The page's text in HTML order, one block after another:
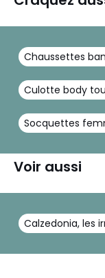
Chaussettes
Culotte body
Socquettes
Voir aussi
Calzedonia, les